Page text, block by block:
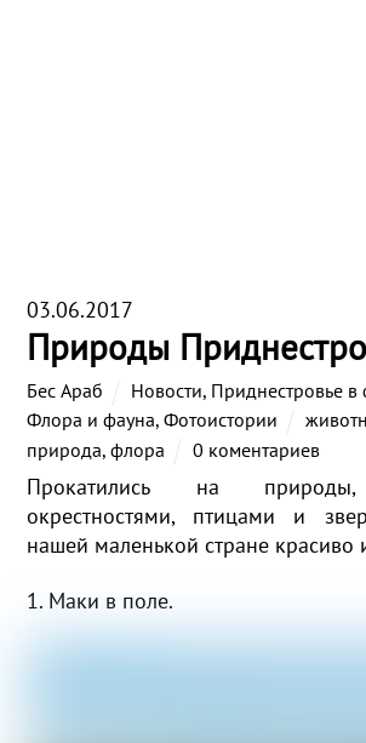
03.06.2017
Природы
Бес Араб Новости, Приднестровье в
Флора и фауна,Фотоистории
природа,флора 0 коментариев
Прокатились на природы,
окрестностями, птицами и
нашей маленькой стране красиво
1. Маки в поле.